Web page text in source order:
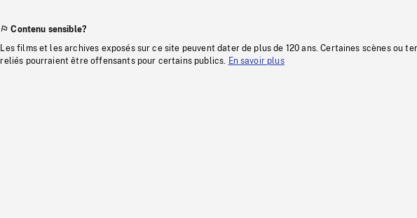
Contenu sensible?
Les films et les archives exposés sur ce site peuvent dater de plus de 120 ans. Certaines scènes ou
reliés pourraient être offensants pour certains publics.
En savoir plus